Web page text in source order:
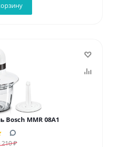
Bosch MMR 08A1
210₽